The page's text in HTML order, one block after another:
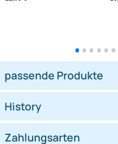
MDF Lautsprecher Adapterringe
kompatibel mit VW Passat (3C)
(CC)
((0))
12,95 €